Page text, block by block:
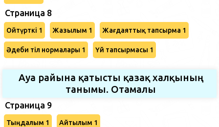
Страница 8
Ойтүрткі 1 Жазылым 1 Жағдаяттық тапсырма 1
Әдеби тіл нормалары 1 Үй тапсырмасы 1
Ауа райына қатысты қазақ халқының
танымы. Отамалы
Страница 9
Тыңдалым 1 Айтылым 1